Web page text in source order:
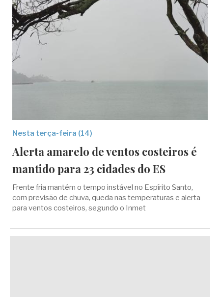
Nesta terça-feira (14)
Alerta amarelo de ventos costeiros é
mantido para 23 cidades do ES
Frente fria mantém o tempo instável no Espírito Santo,
com previsão de chuva, queda nas temperaturas e alerta
para ventos costeiros, segundo o Inmet